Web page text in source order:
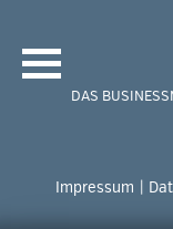
DAS
Impressum